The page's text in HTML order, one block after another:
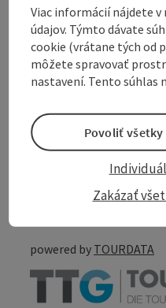
Suitability
Accessibility
Create PDF
Print article
powered by TOURDATA
Viac informácií nájdete v
údajov. Týmto dávate
cookie (vrátane tých od
môžete spravovať
nastavení. Tento súhlas
Zakázať
Povoliť